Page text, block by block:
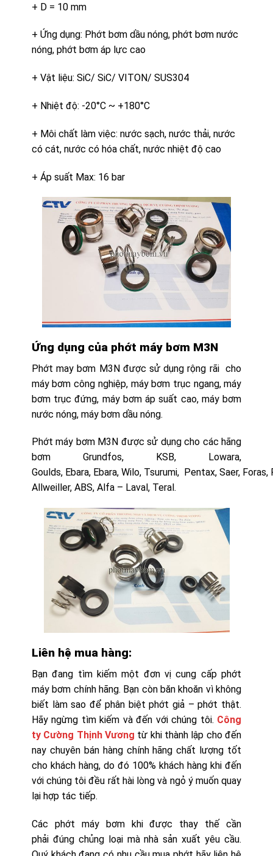
+ D = 10 mm
+ Ứng dụng: Phớt bơm dầu nóng, phớt bơm nước
nóng, phớt bơm áp lực cao
+ Vật liệu: SiC/ SiC/ VITON/ SUS304
+ Nhiệt độ: -20°C ~ +180°C
+ Môi chất làm việc: nước sạch, nước thải, nước
có cát, nước có hóa chất, nước nhiệt độ cao
+ Áp suất Max: 16 bar
Ứng dụng của phớt máy bơm M3N
Phớt may bơm M3N được sử dụng rộng rãi cho
máy bơm công nghiệp, máy bơm trục ngang, máy
bơm trục đứng, máy bơm áp suất cao, máy bơm
nước nóng, máy bơm dầu nóng.
Phớt máy bơm M3N được sử dụng cho các hãng
bơm Grundfos, KSB, Lowara,
Goulds, Ebara, Ebara, Wilo, Tsurumi, Pentax, Saer, Foras,
Allweiller, ABS, Alfa – Laval, Teral.
Liên hệ mua hàng:
Bạn đang tìm kiếm một đơn vị cung cấp phớt
máy bơm chính hãng. Bạn còn băn khoăn vì không
biết làm sao để phân biệt phớt giả – phớt thật.
Hãy ngừng tìm kiếm và đến với chúng tôi. Công
ty Cường Thịnh Vương từ khi thành lập cho đến
nay chuyên bán hàng chính hãng chất lượng tốt
cho khách hàng, do đó 100% khách hàng khi đến
với chúng tôi đều rất hài lòng và ngỏ ý muốn quay
lại hợp tác tiếp.
Các phớt máy bơm khi được thay thế cần
phải đúng chủng loại mà nhà sản xuất yêu cầu.